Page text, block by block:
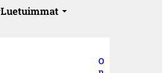
Luetuimmat
O